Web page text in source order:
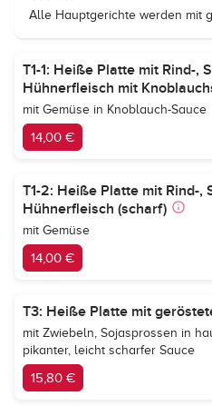
Alle Hauptgerichte werden mit
T1-1: Heiße Platte mit Rind-,
Hühnerfleisch mit
mit Gemüse in Knoblauch-Sauce
14,00 €
T1-2: Heiße Platte mit Rind-,
Hühnerfleisch (scharf)
mit Gemüse
14,00 €
T3: Heiße Platte mit
mit Zwiebeln, Sojasprossen in
pikanter, leicht scharfer Sauce
15,80 €